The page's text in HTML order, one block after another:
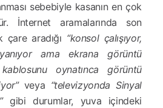
sebebiyle kasanın en çok
İnternet aramalarında son
çare aradığı “konsol çalışıyor,
ama ekrana görüntü
oynatınca görüntü
veya “televizyonda Sinyal
gibi durumlar, yuva içindeki